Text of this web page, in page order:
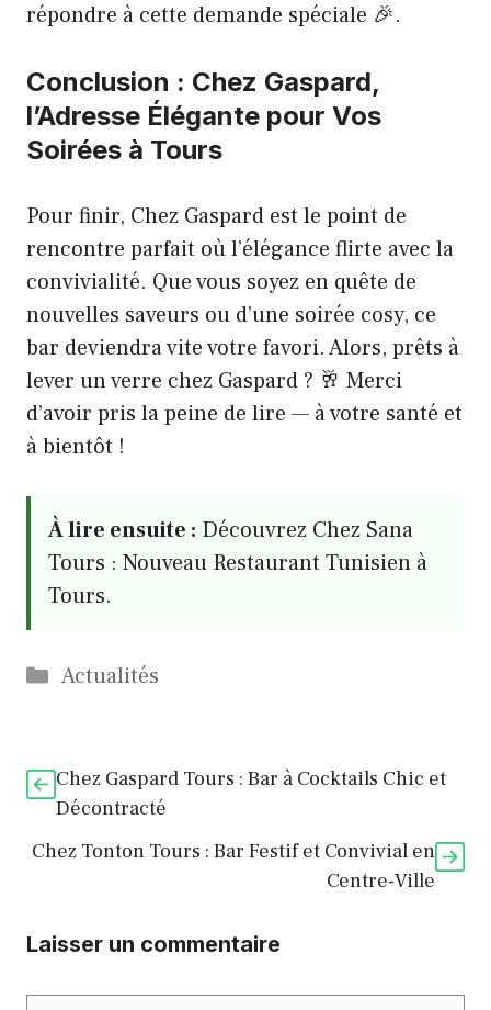
répondre à cette demande spéciale 🎉.
Conclusion : Chez Gaspard,
l’Adresse Élégante pour Vos
Soirées à Tours
Pour finir, Chez Gaspard est le point de
rencontre parfait où l’élégance flirte avec la
convivialité. Que vous soyez en quête de
nouvelles saveurs ou d’une soirée cosy, ce
bar deviendra vite votre favori. Alors, prêts à
lever un verre chez Gaspard ? 🥂 Merci
d’avoir pris la peine de lire — à votre santé et
à bientôt !
À lire ensuite : Découvrez Chez Sana
Tours : Nouveau Restaurant Tunisien à
Tours.
Catégories
Actualités
Chez Gaspard Tours : Bar à Cocktails Chic et
Décontracté
Chez Tonton Tours : Bar Festif et Convivial en
Centre-Ville
Laisser un commentaire